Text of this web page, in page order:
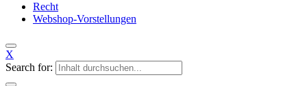
Recht
Webshop-Vorstellungen
X
Search for: